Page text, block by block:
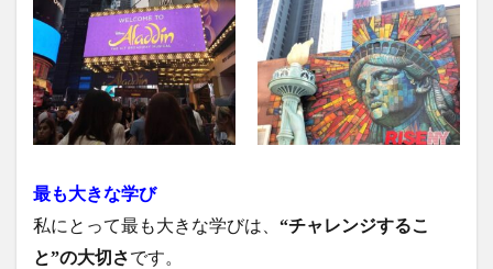
最も大きな学び
私にとって最も大きな学びは、 “チャレンジするこ
と”の大切さです。